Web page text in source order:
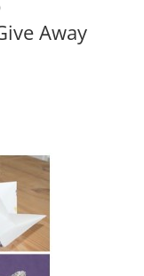
Away